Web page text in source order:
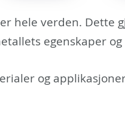
hele verden. Dette
egenskaper
og